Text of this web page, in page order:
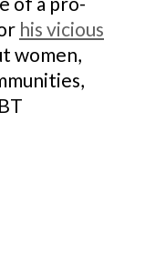
his vicious
women,